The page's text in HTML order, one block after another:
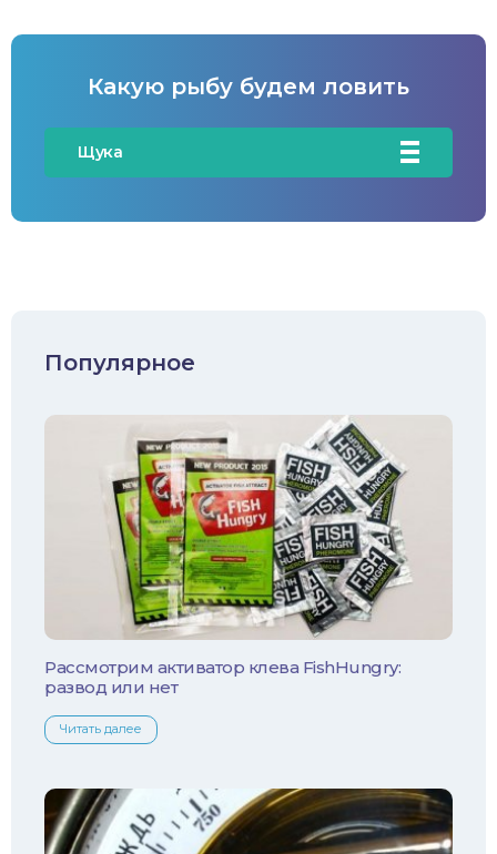
Какую рыбу будем ловить
Щука
Судак
Плотва
Линь
Белый амур
Осетр
Популярное
Рассмотрим активатор клева FishHungry:
развод или нет
Читать далее